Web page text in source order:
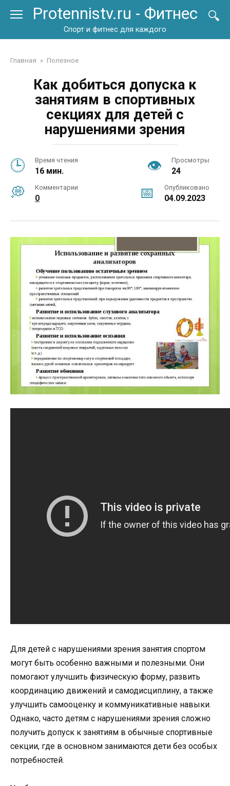
Protennistv.ru - Фитнес
Спорт и фитнес для каждого
Главная » Полезное
Как добиться допуска к
занятиям в спортивных
секциях для детей с
нарушениями зрения
Время чтения
16 мин.
Просмотры
24
Комментарии
0
Опубликовано
04.09.2023
Для детей с нарушениями зрения занятия спортом
могут быть особенно важными и полезными. Они
помогают улучшить физическую форму, развить
координацию движений и самодисциплину, а также
улучшить самооценку и коммуникативные навыки.
Однако, часто детям с нарушениями зрения сложно
получить допуск к занятиям в обычные спортивные
секции, где в основном занимаются дети без особых
потребностей.